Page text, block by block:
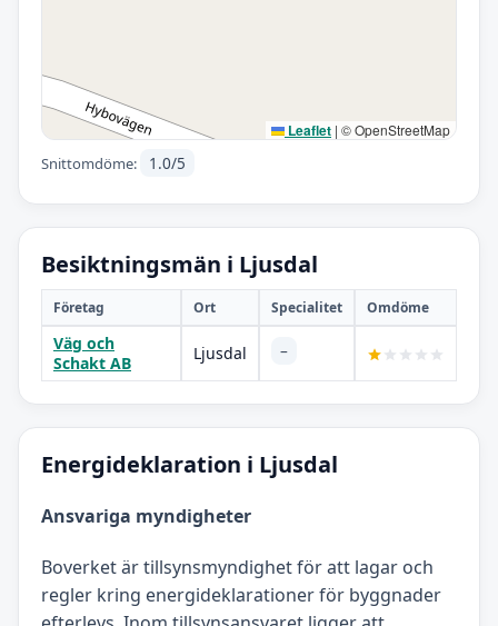
Leaflet | © OpenStreetMap
Snittomdöme: 1.0/5
Besiktningsmän i Ljusdal
Företag Ort Specialitet Omdöme
Väg och
Schakt AB
Ljusdal –
Energideklaration i Ljusdal
Ansvariga myndigheter
Boverket är tillsynsmyndighet för att lagar och
regler kring energideklarationer för byggnader